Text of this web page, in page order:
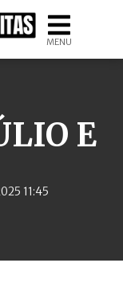
MENU
E
11:45